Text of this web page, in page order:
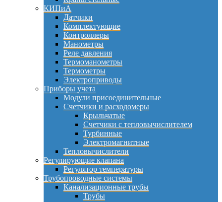
КИПиА
Датчики
Комплектующие
Контроллеры
Манометры
Реле давления
Термоманометры
Термометры
Электроприводы
Приборы учета
Модули присоединительные
Счетчики и расходомеры
Крыльчатые
Счетчики с тепловычислителем
Турбинные
Электромагнитные
Тепловычислители
Регулирующие клапана
Регулятор температуры
Трубопроводные системы
Канализационные трубы
Трубы